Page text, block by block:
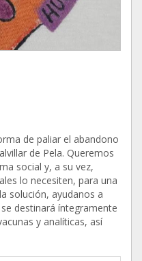
de paliar el abandono
de Pela. Queremos
social y, a su vez,
lo necesiten, para una
solución, ayudanos a
destinará íntegramente
y analíticas, así